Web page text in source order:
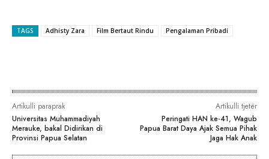
TAGS Adhisty Zara Film Bertaut Rindu Pengalaman Pribadi
Artikulli paraprak
Universitas Muhammadiyah
Merauke, bakal Didirikan di
Provinsi Papua Selatan
Artikulli tjetër
Peringati HAN ke-41, Wagub
Papua Barat Daya Ajak Semua Pihak
Jaga Hak Anak